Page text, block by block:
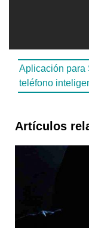
Aplicación para
teléfono
Artículos